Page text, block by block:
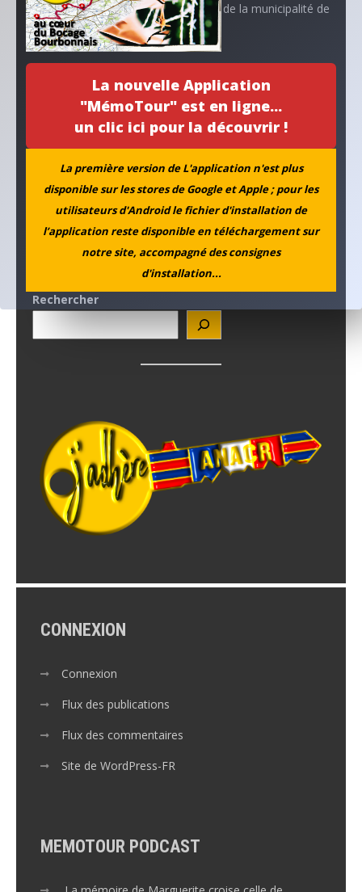
La nouvelle Application
"MémoTour" est en ligne...
un clic ici pour la découvrir !
La première version de L'application n'est plus
disponible sur les stores de Google et Apple ; pour les
utilisateurs d'Android le fichier d'installation de
l’application reste disponible en téléchargement sur
notre site, accompagné des consignes
d'installation...
L’ANACR accompagne l’initiative de la municipalité de
Neuvy
Rechercher
CONNEXION
Connexion
Flux des publications
Flux des commentaires
Site de WordPress-FR
MEMOTOUR PODCAST